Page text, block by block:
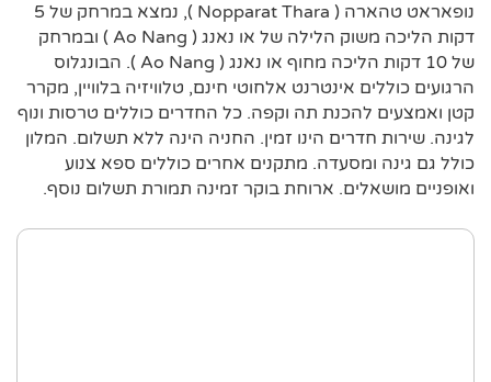
נופאראט טהארה ( Nopparat Thara ), נמצא במרחק של 5
דקות הליכה משוק הלילה של או נאנג ( Ao Nang ) ובמרחק
של 10 דקות הליכה מחוף או נאנג ( Ao Nang ). הבונגלוס
הרגועים כוללים אינטרנט אלחוטי חינם, טלוויזיה בלוויין, מקרר
קטן ואמצעים להכנת תה וקפה. כל החדרים כוללים טרסות ונוף
לגינה. שירות חדרים הינו זמין. החניה הינה ללא תשלום. המלון
כולל גם גינה ומסעדה. מתקנים אחרים כוללים ספא צנוע
ואופניים מושאלים. ארוחת בוקר זמינה תמורת תשלום נוסף.